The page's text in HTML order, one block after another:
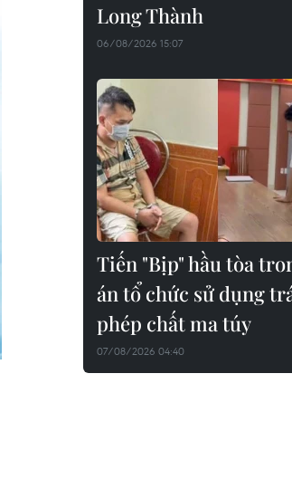
Long Thành
06/08/2026 15:07
Tiến "Bịp" hầu tòa
án tổ chức sử dụng
phép chất ma túy
07/08/2026 04:40